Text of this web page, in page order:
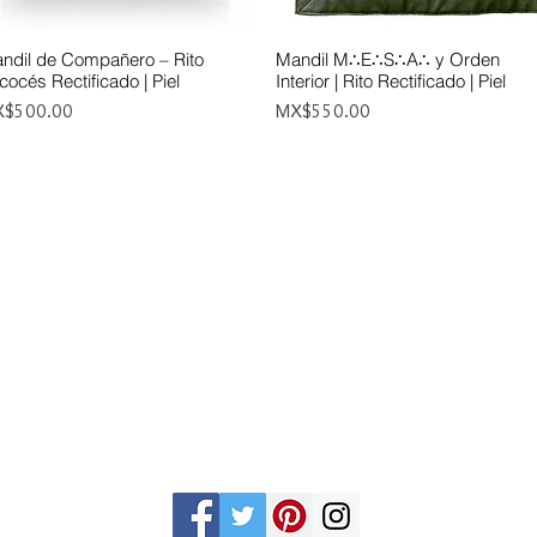
Quick View
de Compañero – Rito
Rectificado | Piel
Quick View
Mandil M∴E∴S∴A∴ y Orden
Interior | Rito Rectificado | Piel
Price
MX$550.00